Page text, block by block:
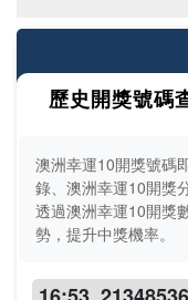
歷史開獎號碼
澳洲幸運10開獎號碼
錄、澳洲幸運10開獎
透過澳洲幸運10開獎
勢，提升中獎機率。